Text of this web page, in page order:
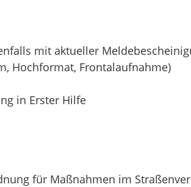
mit aktueller
Hochformat, Frontalaufnahme)
in Erster Hilfe
für Maßnahmen im